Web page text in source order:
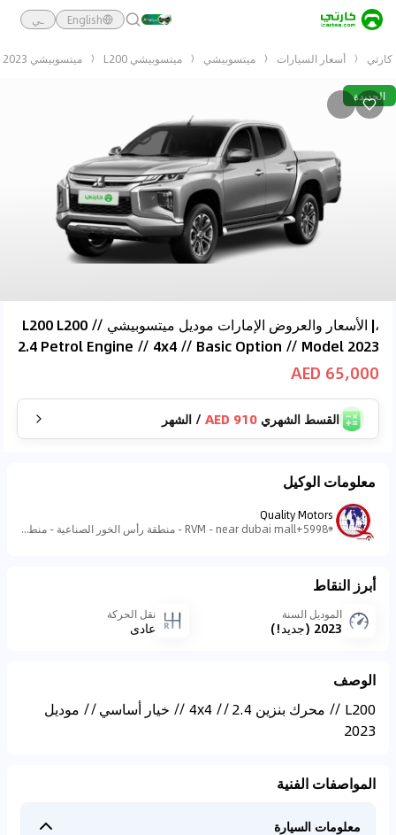
English ـي
كارتي أسعار السيارات ميتسوبيشي ميتسوبيشي L200 ميتسوبيشي L200 L200 // 2.4 Petrol Engine // 4x4 // Basic Option // Model 2023
الجديدة
،| الأسعار والعروض الإمارات موديل ميتسوبيشي L200 L200 //
2.4 Petrol Engine // 4x4 // Basic Option // Model 2023
65,000 AED
القسط الشهري 910 AED
/ الشهر
معلومات الوكيل
Quality Motors
5998+RVM - near dubai mall - منطقة رأس الخور الصناعية - منطقة رأس الخور الصناعية - ٣ - دبي - الإمارات العربية المتحدة
أبرز النقاط
الموديل السنة
2023 (جديد!)
نقل الحركة
عادي
الوصف
L200 // محرك بنزين 2.4 // 4x4 // خيار أساسي // موديل
2023
المواصفات الفنية
معلومات السيارة